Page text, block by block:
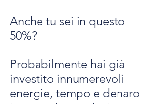
Anche tu sei in questo
50%?
Probabilmente hai già
investito innumerevoli
energie, tempo e denaro